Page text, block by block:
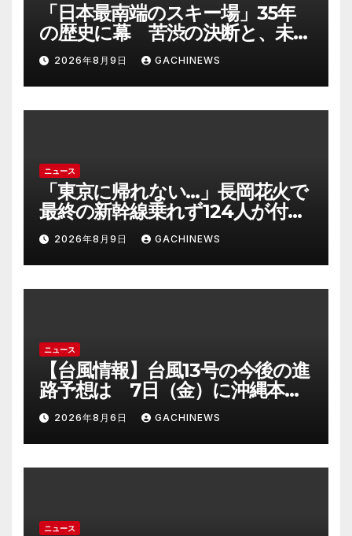
「日本最南端のスキー場」35年
の歴史に幕 苦渋の決断と、未来
への一歩(FNNプライムオンライ
ン)
2026年8月9日 GACHINEWS
ニュース
「東京に帰れない…」長岡花火で
最終の新幹線乗れず124人が付近
施設で一夜明かす “フェニック
ス”の打ち上げ時間後ろ倒しの影
響は?「分散退場には一定の効果
あった」(FNNプライムオンライ
2026年8月9日 GACHINEWS
ニュース
【台風情報】台風13号の今後の進
路予想は 7日（金）に沖縄本島
に直撃するおそれ 一部の家屋
が倒壊するおそれがある猛烈な
風が吹く見込み(FNNプライムオ
ンライン)
2026年8月6日 GACHINEWS
ニュース